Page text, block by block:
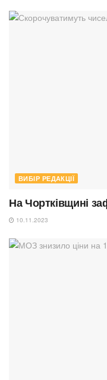
ВИБІР РЕДАКЦІЇ
На Чортківщині
10.11.2023